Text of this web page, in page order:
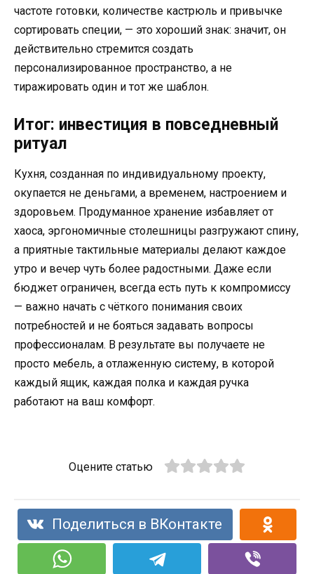
частоте готовки, количестве кастрюль и привычке
сортировать специи, — это хороший знак: значит, он
действительно стремится создать
персонализированное пространство, а не
тиражировать один и тот же шаблон.
Итог: инвестиция в повседневный
ритуал
Кухня, созданная по индивидуальному проекту,
окупается не деньгами, а временем, настроением и
здоровьем. Продуманное хранение избавляет от
хаоса, эргономичные столешницы разгружают спину,
а приятные тактильные материалы делают каждое
утро и вечер чуть более радостными. Даже если
бюджет ограничен, всегда есть путь к компромиссу
— важно начать с чёткого понимания своих
потребностей и не бояться задавать вопросы
профессионалам. В результате вы получаете не
просто мебель, а отлаженную систему, в которой
каждый ящик, каждая полка и каждая ручка
работают на ваш комфорт.
Оцените статью
Поделиться в ВКонтакте